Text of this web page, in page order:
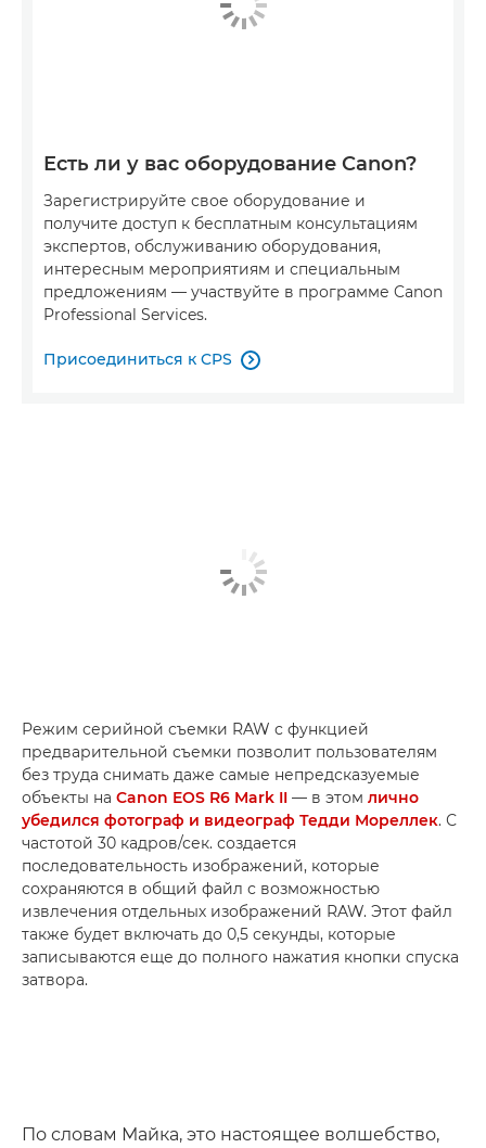
Есть ли у вас оборудование Canon?
Зарегистрируйте свое оборудование и
получите доступ к бесплатным консультациям
экспертов, обслуживанию оборудования,
интересным мероприятиям и специальным
предложениям — участвуйте в программе Canon
Professional Services.
Присоединиться к CPS 
Режим серийной съемки RAW с функцией
предварительной съемки позволит пользователям
без труда снимать даже самые непредсказуемые
объекты на Canon EOS R6 Mark II — в этом лично
убедился фотограф и видеограф Тедди Мореллек. С
частотой 30 кадров/сек. создается
последовательность изображений, которые
сохраняются в общий файл с возможностью
извлечения отдельных изображений RAW. Этот файл
также будет включать до 0,5 секунды, которые
записываются еще до полного нажатия кнопки спуска
затвора.
По словам Майка, это настоящее волшебство,